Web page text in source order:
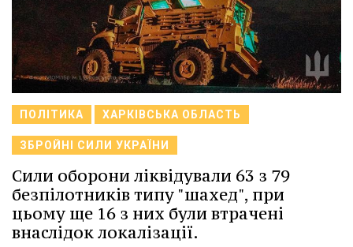
ПОЛІТИКА ХАРКІВСЬКА ОБЛАСТЬ
ЗБРОЙНІ СИЛИ УКРАЇНИ
Сили оборони ліквідували 63 з 79
безпілотників типу "шахед", при
цьому ще 16 з них були втрачені
внаслідок локалізації.